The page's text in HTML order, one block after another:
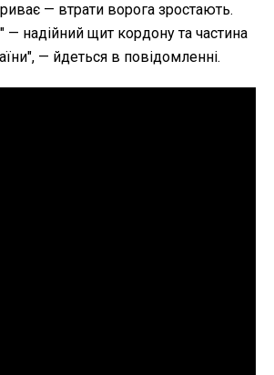
— втрати ворога зростають.
— надійний щит кордону та частина
— йдеться в повідомленні.